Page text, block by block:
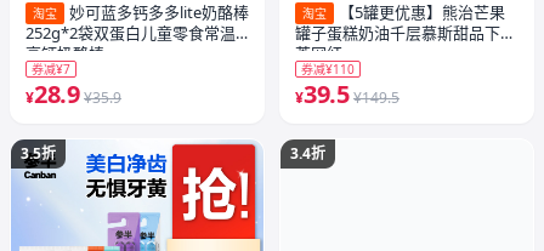
淘宝
妙可蓝多钙多多lite奶酪棒
252g*2袋双蛋白儿童零食常温
高钙奶酪棒
券减¥7
¥28.9 ¥35.9
3.5折
淘宝
【5罐更优惠】熊治芒果
罐子蛋糕奶油千层慕斯甜品下午
茶网红
券减¥110
¥39.5 ¥149.5
3.4折